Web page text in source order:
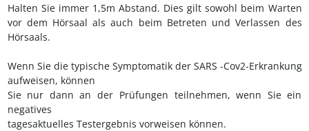
Halten Sie immer 1,5m Abstand. Dies gilt sowohl beim Warten
vor dem Hörsaal als auch beim Betreten und Verlassen des
Hörsaals.
Wenn Sie die typische Symptomatik der SARS -Cov2-Erkrankung
aufweisen, können
Sie nur dann an der Prüfungen teilnehmen, wenn Sie ein
negatives
tagesaktuelles Testergebnis vorweisen können.